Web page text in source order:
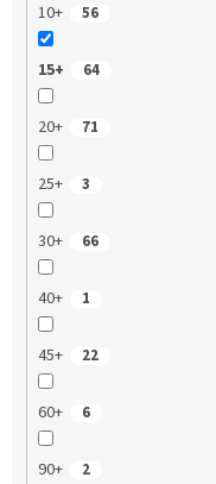
10+ 56
15+ 64
20+ 71
25+ 3
30+ 66
40+ 1
45+ 22
60+ 6
90+ 2